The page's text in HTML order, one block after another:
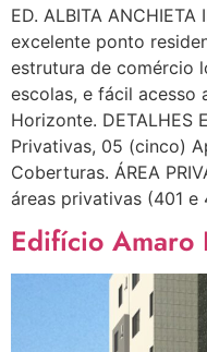
ED. ALBITA
excelente ponto
estrutura de comércio
escolas, e fácil acesso
Horizonte. DETALHES
Privativas, 05 (cinco)
Coberturas. ÁREA
áreas privativas (401
Edifício Amaro